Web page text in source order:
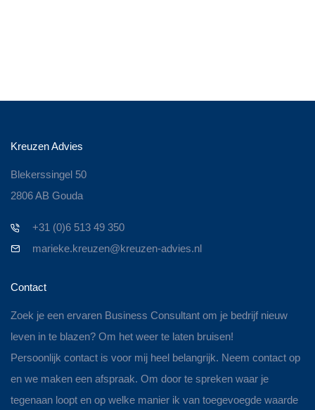
Kreuzen Advies
Blekerssingel 50
2806 AB Gouda
+31 (0)6 513 49 350
marieke.kreuzen@kreuzen-advies.nl
Contact
Zoek je een ervaren Business Consultant om je bedrijf nieuw
leven in te blazen? Om het weer te laten bruisen!
Persoonlijk contact is voor mij heel belangrijk. Neem contact op
en we maken een afspraak. Om door te spreken waar je
tegenaan loopt en op welke manier ik van toegevoegde waarde